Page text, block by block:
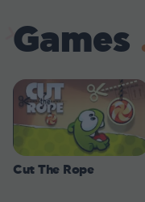
Games
Cut The Rope